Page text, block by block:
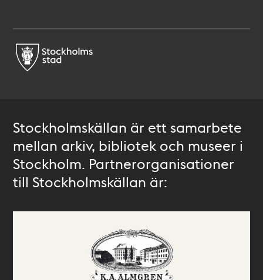
Stockholmskällan är ett samarbete
mellan arkiv, bibliotek och museer i
Stockholm. Partnerorganisationer
till Stockholmskällan är: